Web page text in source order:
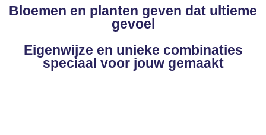
Bloemen en planten geven dat ultieme
gevoel
Eigenwijze en unieke combinaties
speciaal voor jouw gemaakt